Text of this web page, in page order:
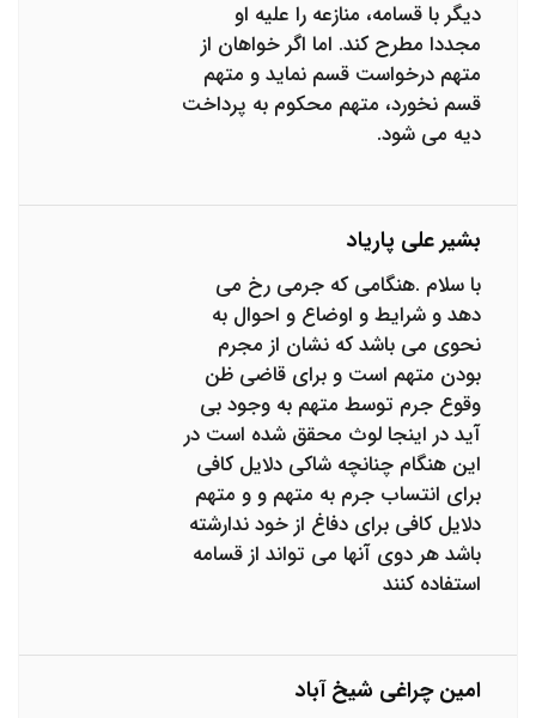
دیگر با قسامه، منازعه را علیه او
مجددا مطرح کند. اما اگر خواهان از
متهم درخواست قسم نماید و متهم
قسم نخورد، متهم محکوم به پرداخت
دیه می شود.
بشیر علی پاریاد
با سلام .هنگامی که جرمی رخ می
دهد و شرایط و اوضاع و احوال به
نحوی می باشد که نشان از مجرم
بودن متهم است و برای قاضی ظن
وقوع جرم توسط متهم به وجود بی
آید در اینجا لوث محقق شده است در
این هنگام چنانچه شاکی دلایل کافی
برای انتساب جرم به متهم و و متهم
دلایل کافی برای دفاغ از خود ندارشته
باشد هر دوی آنها می تواند از قسامه
استفاده کنند
امین چراغی شیخ آباد